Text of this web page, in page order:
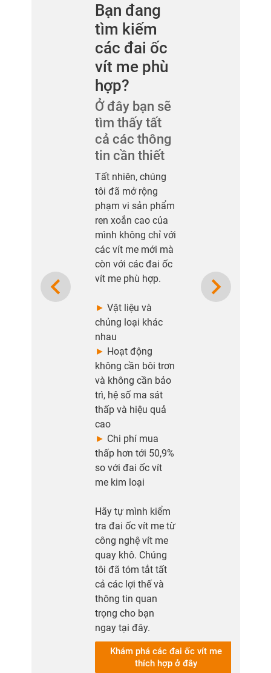
Bạn đang
tìm kiếm
các đai ốc
vít me phù
hợp?
Ở đây bạn sẽ
tìm thấy tất
cả các thông
tin cần thiết
Tất nhiên, chúng
tôi đã mở rộng
phạm vi sản phẩm
ren xoắn cao của
mình không chỉ với
các vít me mới mà
còn với các đai ốc
vít me phù hợp.
► Vật liệu và
chủng loại khác
nhau
► Hoạt động
không cần bôi trơn
và không cần bảo
trì, hệ số ma sát
thấp và hiệu quả
cao
► Chi phí mua
thấp hơn tới 50,9%
so với đai ốc vít
me kim loại
Hãy tự mình kiểm
tra đai ốc vít me từ
công nghệ vít me
quay khô. Chúng
tôi đã tóm tắt tất
cả các lợi thế và
thông tin quan
trọng cho bạn
ngay tại đây.
Khám phá các đai ốc vít me
thích hợp ở đây
Previous